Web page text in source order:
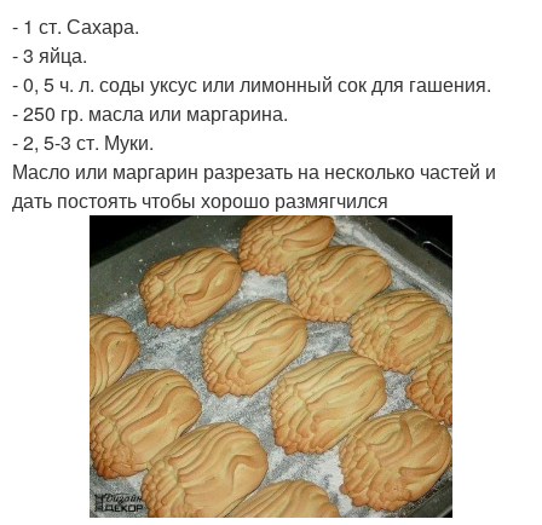
- 1 ст. Сахара.
- 3 яйца.
- 0, 5 ч. л. соды уксус или лимонный сок для гашения.
- 250 гр. масла или маргарина.
- 2, 5-3 ст. Муки.
Масло или маргарин разрезать на несколько частей и
дать постоять чтобы хорошо размягчился